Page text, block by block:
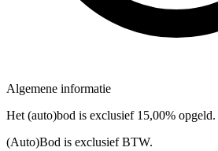
Algemene informatie
Het (auto)bod is exclusief 15,00% opgeld.
(Auto)Bod is exclusief BTW.